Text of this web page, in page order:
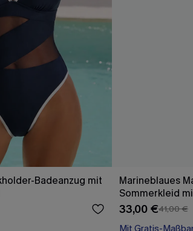
Badeanzug mit
Marineblaues
Sommerkleid
33,00 €41,00 €
Mit Gratis-
Festlich